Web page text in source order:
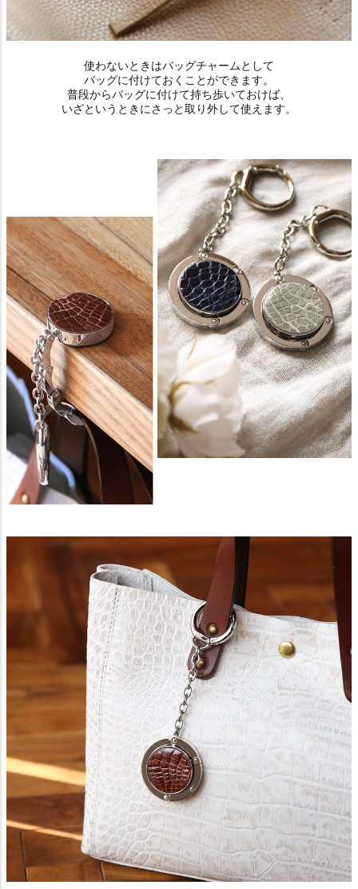
使わないときはバッグチャームとして
バッグに付けておくことができます。
普段からバッグに付けて持ち歩いておけば、
いざというときにさっと取り外して使えます。